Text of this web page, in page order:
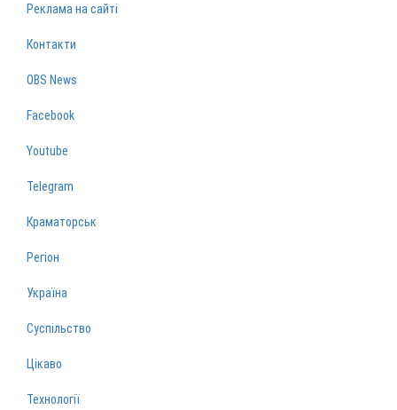
Реклама на сайті
Контакти
OBS News
Facebook
Youtube
Telegram
Краматорськ
Регіон
Україна
Суспільство
Цікаво
Технології